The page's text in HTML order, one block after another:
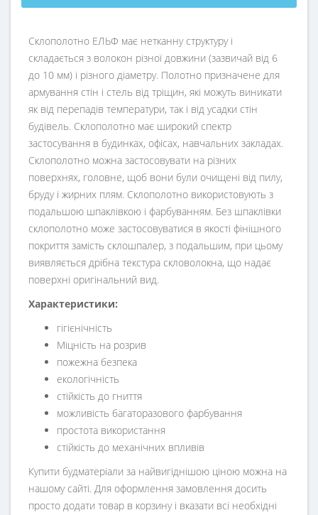
Склополотно ЕЛЬФ має нетканну структуру і
складається з волокон різної довжини (зазвичай від 6
до 10 мм) і різного діаметру. Полотно призначене для
армування стін і стель від тріщин, які можуть виникати
як від перепадів температури, так і від усадки стін
будівель. Склополотно має широкий спектр
застосування в будинках, офісах, навчальних закладах.
Склополотно можна застосовувати на різних
поверхнях, головне, щоб вони були очищені від пилу,
бруду і жирних плям. Склополотно використовують з
подальшою шпаклівкою і фарбуванням. Без шпаклівки
склополотно може застосовуватися в якості фінішного
покриття замість склошпалер, з подальшим, при цьому
виявляється дрібна текстура скловолокна, що надає
поверхні оригінальний вид.
Характеристики:
гігієнічність
Міцність на розрив
пожежна безпека
екологічність
стійкість до гниття
можливість багаторазового фарбування
простота використання
стійкість до механічних впливів
Купити будматеріали за найвигіднішою ціною можна на
нашому сайті. Для оформлення замовлення досить
просто додати товар в корзину і вказати всі необхідні